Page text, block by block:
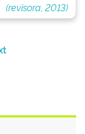
(revisora, 2013)